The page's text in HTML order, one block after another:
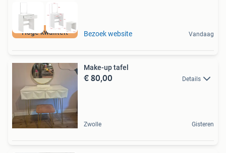
Hoge kwaliteit Bezoek website Vandaag
Make-up tafel
€ 80,00 Details
Zwolle Gisteren